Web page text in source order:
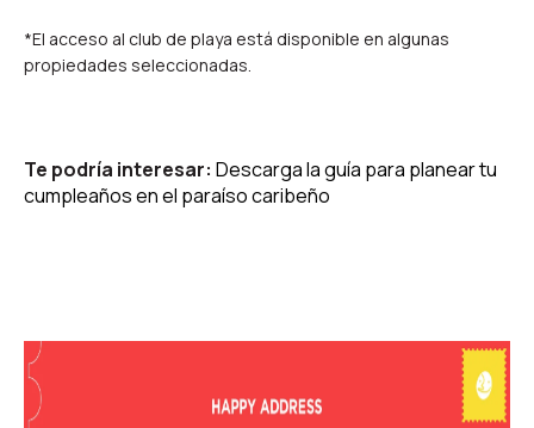
*El acceso al club de playa está disponible en algunas
propiedades seleccionadas.
Te podría interesar: Descarga la guía para planear tu
cumpleaños en el paraíso caribeño